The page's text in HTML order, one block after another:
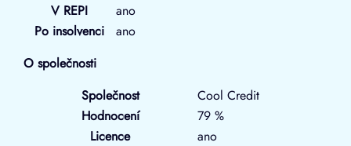
V REPI
ano
Po insolvenci
ano
O společnosti
Společnost
Cool Credit
Hodnocení
79 %
Licence
ano